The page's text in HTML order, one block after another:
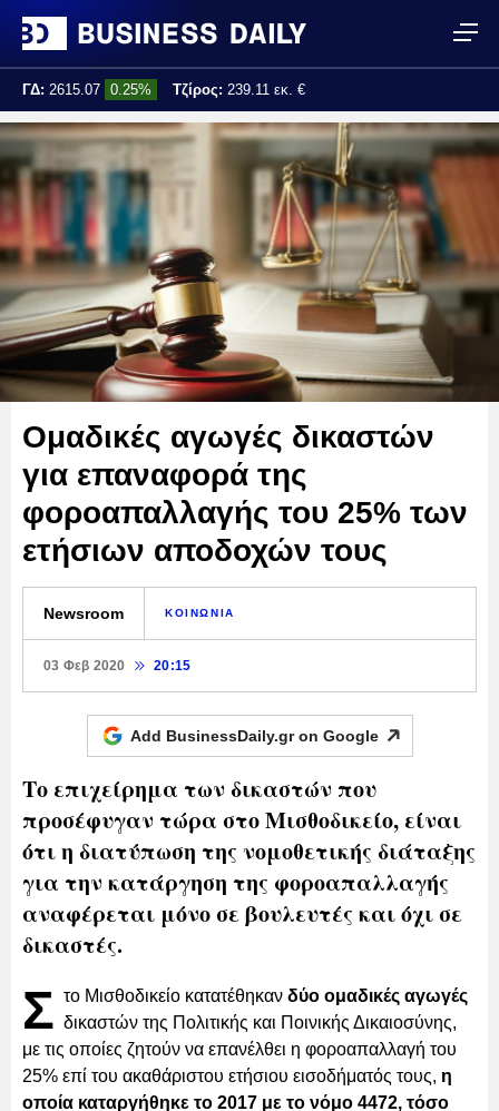
ΓΔ: 2615.07 0.25% Τζίρος: 239.11 εκ. €
Τελ. ενημέρωση: 17:25:01
Ομαδικές αγωγές δικαστών
για επαναφορά της
φοροαπαλλαγής του 25% των
ετήσιων αποδοχών τους
Newsroom ΚΟΙΝΩΝΙΑ
03 Φεβ 2020 20:15
Add BusinessDaily.gr on Google
Το επιχείρημα των δικαστών που
προσέφυγαν τώρα στο Μισθοδικείο, είναι
ότι η διατύπωση της νομοθετικής διάταξης
για την κατάργηση της φοροαπαλλαγής
αναφέρεται μόνο σε βουλευτές και όχι σε
δικαστές.
Σ το Μισθοδικείο κατατέθηκαν δύο ομαδικές αγωγές
δικαστών της Πολιτικής και Ποινικής Δικαιοσύνης,
με τις οποίες ζητούν να επανέλθει η φοροαπαλλαγή του
25% επί του ακαθάριστου ετήσιου εισοδήματός τους, η
οποία καταργήθηκε το 2017 με το νόμο 4472, τόσο